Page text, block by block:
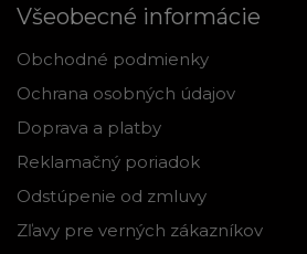
Všeobecné informácie
Obchodné podmienky
Ochrana osobných údajov
Doprava a platby
Reklamačný poriadok
Odstúpenie od zmluvy
Zľavy pre verných zákazníkov